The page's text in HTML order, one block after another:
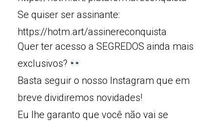
Se quiser ser assinante:
https://hotm.art/assinereconquista
Quer ter acesso a SEGREDOS ainda mais
exclusivos?
Basta seguir o nosso Instagram que em
breve dividiremos novidades!
Eu lhe garanto que você não vai se